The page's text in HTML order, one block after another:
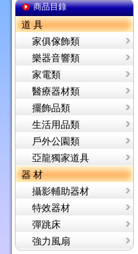
商品目錄
道 具
家俱傢飾類
樂器音響類
家電類
醫療器材類
擺飾品類
生活用品類
戶外公園類
亞龍獨家道具
器 材
攝影輔助器材
特效器材
彈跳床
強力風扇